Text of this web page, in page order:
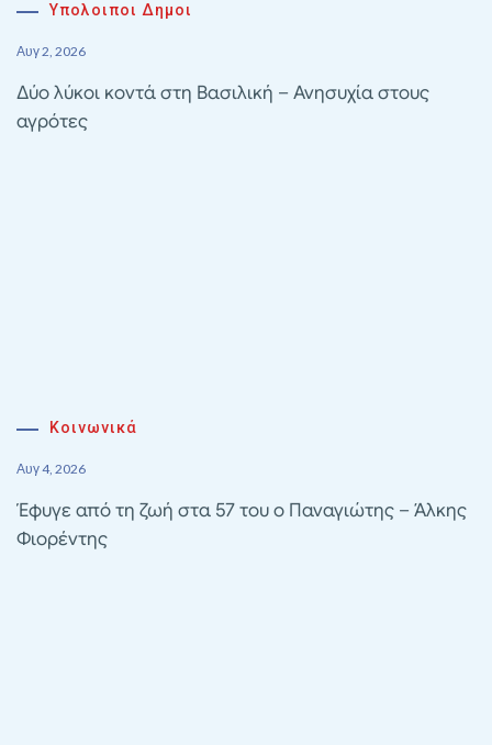
Υπολοιποι Δημοι
Αυγ 2, 2026
Δύο λύκοι κοντά στη Βασιλική – Ανησυχία στους
αγρότες
Κοινωνικά
Αυγ 4, 2026
Έφυγε από τη ζωή στα 57 του ο Παναγιώτης – Άλκης
Φιορέντης